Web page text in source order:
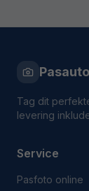
Tag dit
levering
Service
Pasfoto online